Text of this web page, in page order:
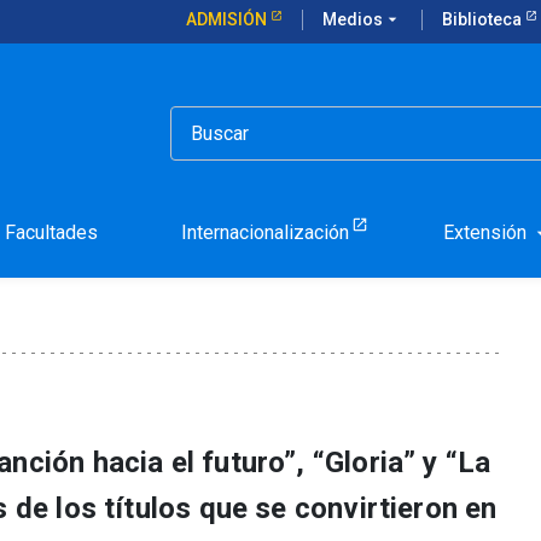
ADMISIÓN Medios arrow_drop_down Biblioteca
Facultades Internacionalización Extensión
Contemporáneos":
de Escritura Creativa
hacia el futuro”, “Gloria” y “La
de los títulos que se convirtieron en